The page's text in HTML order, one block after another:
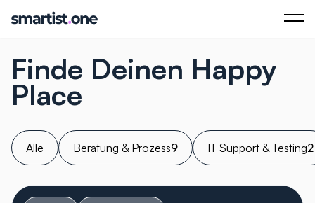
Finde Deinen Happy
Place
Alle Beratung & Prozess9 IT Support & Testing2